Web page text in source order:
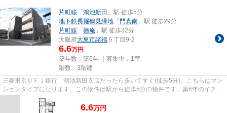
片町線 「 鴻池新田 」駅 徒歩5分
地下鉄長堀鶴見緑地 「 門真南 」駅 徒歩29分
片町線 「 徳庵 」駅 徒歩32分
大阪府大東市諸福 ５丁目9-2
6.6万円
築年数：築6年 ｜募集中： 1室
階数：3階建
三菱東京ＵＦＪ銀行 鴻池新田支店だったら歩いてすぐ(徒歩5分)。こちらはマン
ションタイプになります。この物件は駅から徒歩5分の物件です。築6年のイチオ
シ物件はこちらです。住都エ...
6.6万円